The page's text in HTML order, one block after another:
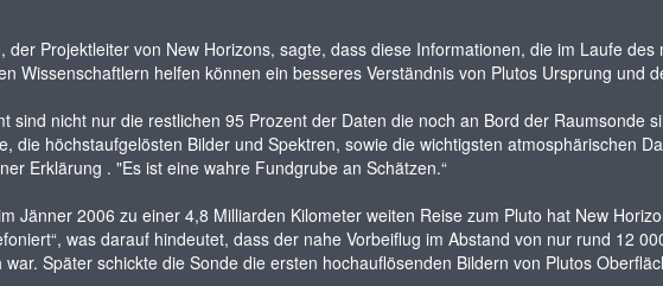
der Projektleiter von New Horizons, sagte, dass diese Informationen, die im Laufe
Wissenschaftlern helfen können ein besseres Verständnis von Plutos Ursprung und
sind nicht nur die restlichen 95 Prozent der Daten die noch an Bord der Raumsonde
die höchstaufgelösten Bilder und Spektren, sowie die wichtigsten atmosphärischen
Erklärung . "Es ist eine wahre Fundgrube an Schätzen.“
Jänner 2006 zu einer 4,8 Milliarden Kilometer weiten Reise zum Pluto hat New
was darauf hindeutet, dass der nahe Vorbeiflug im Abstand von nur rund 12
war. Später schickte die Sonde die ersten hochauflösenden Bildern von Plutos